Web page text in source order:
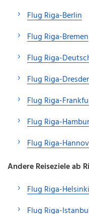
Flug Riga-Berlin
Flug Riga-Bremen
Flug Riga-
Flug Riga-
Flug Riga-
Flug Riga-
Flug Riga-
Andere Reiseziele ab
Flug Riga-Helsinki
Flug Riga-